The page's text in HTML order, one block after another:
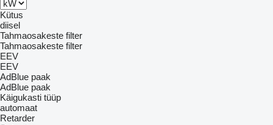
Kütus
diisel
Tahmaosakeste filter
Tahmaosakeste filter
EEV
EEV
AdBlue paak
AdBlue paak
Käigukasti tüüp
automaat
Retarder